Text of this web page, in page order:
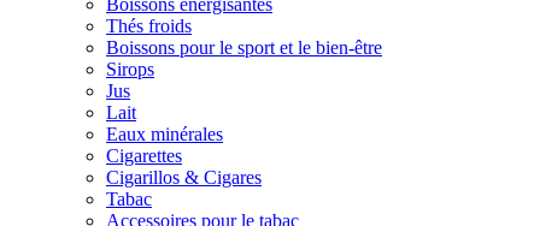
Boissons énergisantes
Thés froids
Boissons pour le sport et le bien-être
Sirops
Jus
Lait
Eaux minérales
Cigarettes
Cigarillos & Cigares
Tabac
Accessoires pour le tabac